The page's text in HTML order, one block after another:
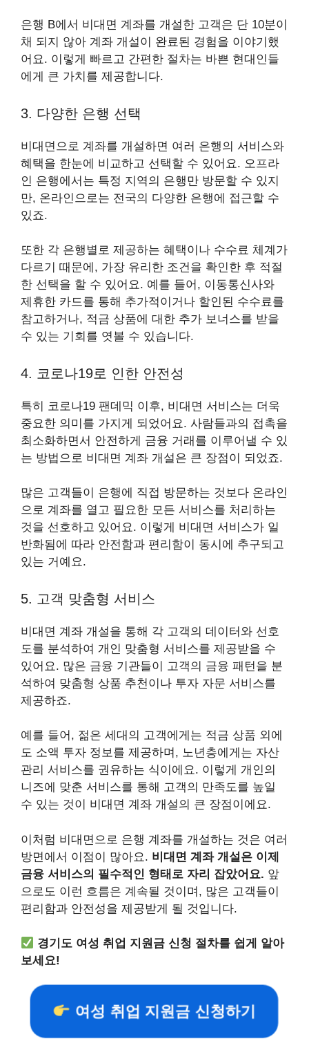
은행 B에서 비대면 계좌를 개설한 고객은 단 10분이
채 되지 않아 계좌 개설이 완료된 경험을 이야기했
어요. 이렇게 빠르고 간편한 절차는 바쁜 현대인들
에게 큰 가치를 제공합니다.
3. 다양한 은행 선택
비대면으로 계좌를 개설하면 여러 은행의 서비스와
혜택을 한눈에 비교하고 선택할 수 있어요. 오프라
인 은행에서는 특정 지역의 은행만 방문할 수 있지
만, 온라인으로는 전국의 다양한 은행에 접근할 수
있죠.
또한 각 은행별로 제공하는 혜택이나 수수료 체계가
다르기 때문에, 가장 유리한 조건을 확인한 후 적절
한 선택을 할 수 있어요. 예를 들어, 이동통신사와
제휴한 카드를 통해 추가적이거나 할인된 수수료를
참고하거나, 적금 상품에 대한 추가 보너스를 받을
수 있는 기회를 엿볼 수 있습니다.
4. 코로나19로 인한 안전성
특히 코로나19 팬데믹 이후, 비대면 서비스는 더욱
중요한 의미를 가지게 되었어요. 사람들과의 접촉을
최소화하면서 안전하게 금융 거래를 이루어낼 수 있
는 방법으로 비대면 계좌 개설은 큰 장점이 되었죠.
많은 고객들이 은행에 직접 방문하는 것보다 온라인
으로 계좌를 열고 필요한 모든 서비스를 처리하는
것을 선호하고 있어요. 이렇게 비대면 서비스가 일
반화됨에 따라 안전함과 편리함이 동시에 추구되고
있는 거예요.
5. 고객 맞춤형 서비스
비대면 계좌 개설을 통해 각 고객의 데이터와 선호
도를 분석하여 개인 맞춤형 서비스를 제공받을 수
있어요. 많은 금융 기관들이 고객의 금융 패턴을 분
석하여 맞춤형 상품 추천이나 투자 자문 서비스를
제공하죠.
예를 들어, 젊은 세대의 고객에게는 적금 상품 외에
도 소액 투자 정보를 제공하며, 노년층에게는 자산
관리 서비스를 권유하는 식이에요. 이렇게 개인의
니즈에 맞춘 서비스를 통해 고객의 만족도를 높일
수 있는 것이 비대면 계좌 개설의 큰 장점이에요.
이처럼 비대면으로 은행 계좌를 개설하는 것은 여러
방면에서 이점이 많아요. 비대면 계좌 개설은 이제
금융 서비스의 필수적인 형태로 자리 잡았어요. 앞
으로도 이런 흐름은 계속될 것이며, 많은 고객들이
편리함과 안전성을 제공받게 될 것입니다.
경기도 여성 취업 지원금 신청 절차를 쉽게 알아
보세요!
여성 취업 지원금 신청하기